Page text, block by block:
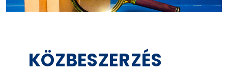
KÖZBESZERZÉS